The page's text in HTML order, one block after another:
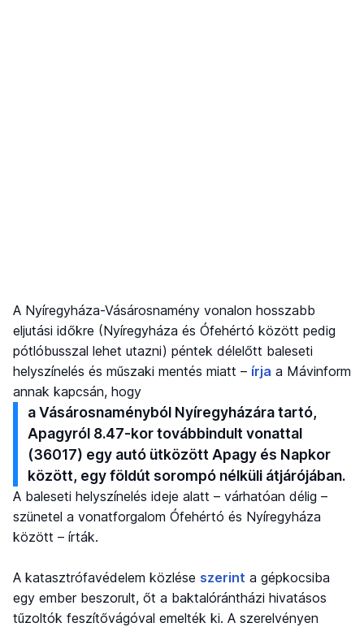
A Nyíregyháza-Vásárosnamény vonalon hosszabb
eljutási időkre (Nyíregyháza és Ófehértó között pedig
pótlóbusszal lehet utazni) péntek délelőtt baleseti
helyszínelés és műszaki mentés miatt – írja a Mávinform
annak kapcsán, hogy
a Vásárosnaményból Nyíregyházára tartó,
Apagyról 8.47-kor továbbindult vonattal
(36017) egy autó ütközött Apagy és Napkor
között, egy földút sorompó nélküli átjárójában.
A baleseti helyszínelés ideje alatt – várhatóan délig –
szünetel a vonatforgalom Ófehértó és Nyíregyháza
között – írták.
A katasztrófavédelem közlése szerint a gépkocsiba
egy ember beszorult, őt a baktalórántházi hivatásos
tűzoltók feszítővágóval emelték ki. A szerelvényen